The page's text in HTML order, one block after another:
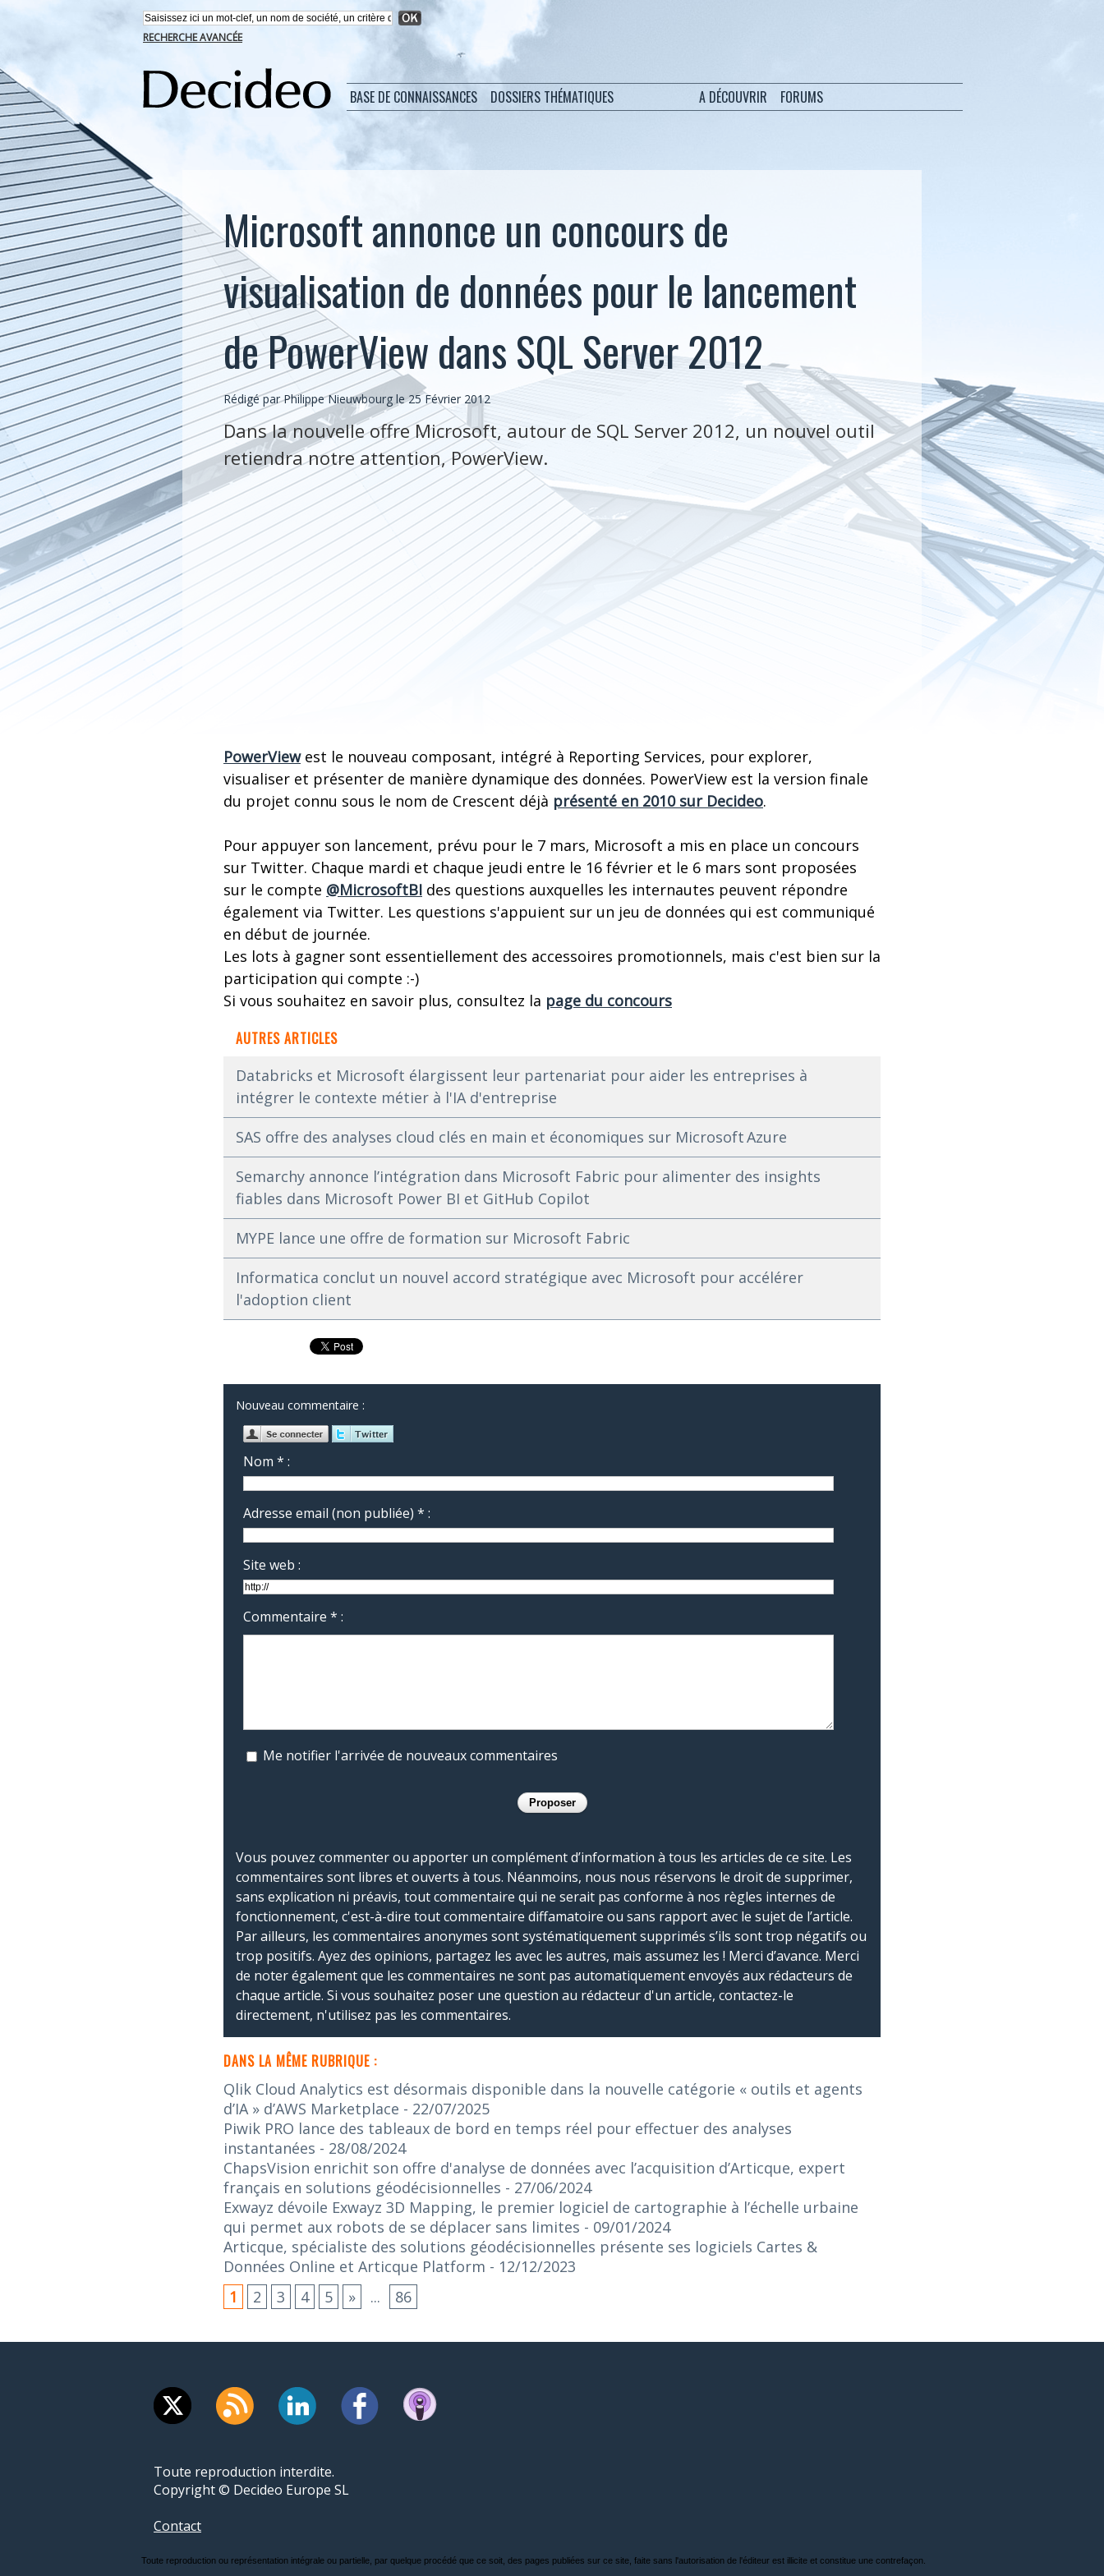
RECHERCHE AVANCÉE
BASE DE CONNAISSANCES DOSSIERS THÉMATIQUES A DÉCOUVRIR FORUMS
Microsoft annonce un concours de
visualisation de données pour le lancement
de PowerView dans SQL Server 2012
Rédigé parPhilippe Nieuwbourg le 25 Février 2012
Dans la nouvelle offre Microsoft, autour de SQL Server 2012, un nouvel outil
retiendra notre attention, PowerView.
PowerViewest le nouveau composant, intégré à Reporting Services, pour explorer,
visualiser et présenter de manière dynamique des données. PowerView est la version finale
du projet connu sous le nom de Crescent déjà présenté en 2010 sur Decideo.
Pour appuyer son lancement, prévu pour le 7 mars, Microsoft a mis en place un concours
sur Twitter. Chaque mardi et chaque jeudi entre le 16 février et le 6 mars sont proposées
sur le compte @MicrosoftBI des questions auxquelles les internautes peuvent répondre
également via Twitter. Les questions s'appuient sur un jeu de données qui est communiqué
en début de journée.
Les lots à gagner sont essentiellement des accessoires promotionnels, mais c'est bien sur la
participation qui compte :-)
Si vous souhaitez en savoir plus, consultez la page du concours
AUTRES ARTICLES
Databricks et Microsoft élargissent leur partenariat pour aider les entreprises à
intégrer le contexte métier à l'IA d'entreprise
SAS offre des analyses cloud clés en main et économiques sur Microsoft Azure
Semarchy annonce l’intégration dans Microsoft Fabric pour alimenter des insights
fiables dans Microsoft Power BI et GitHub Copilot
MYPE lance une offre de formation sur Microsoft Fabric
Informatica conclut un nouvel accord stratégique avec Microsoft pour accélérer
l'adoption client
Nouveau commentaire :
Nom * :
Adresse email (non publiée) * :
Site web :
Commentaire * :
Me notifier l'arrivée de nouveaux commentaires
Vous pouvez commenter ou apporter un complément d’information à tous les articles de ce site. Les
commentaires sont libres et ouverts à tous. Néanmoins, nous nous réservons le droit de supprimer,
sans explication ni préavis, tout commentaire qui ne serait pas conforme à nos règles internes de
fonctionnement, c'est-à-dire tout commentaire diffamatoire ou sans rapport avec le sujet de l’article.
Par ailleurs, les commentaires anonymes sont systématiquement supprimés s’ils sont trop négatifs ou
trop positifs. Ayez des opinions, partagez les avec les autres, mais assumez les ! Merci d’avance. Merci
de noter également que les commentaires ne sont pas automatiquement envoyés aux rédacteurs de
chaque article. Si vous souhaitez poser une question au rédacteur d'un article, contactez-le
directement, n'utilisez pas les commentaires.
DANS LA MÊME RUBRIQUE :
Qlik Cloud Analytics est désormais disponible dans la nouvelle catégorie « outils et agents
d’IA » d’AWS Marketplace - 22/07/2025
Piwik PRO lance des tableaux de bord en temps réel pour effectuer des analyses
instantanées - 28/08/2024
ChapsVision enrichit son offre d'analyse de données avec l’acquisition d’Articque, expert
français en solutions géodécisionnelles - 27/06/2024
Exwayz dévoile Exwayz 3D Mapping, le premier logiciel de cartographie à l’échelle urbaine
qui permet aux robots de se déplacer sans limites - 09/01/2024
Articque, spécialiste des solutions géodécisionnelles présente ses logiciels Cartes &
Données Online et Articque Platform - 12/12/2023
1
2 3 4 5 » ... 86
Toute reproduction interdite.
Copyright © Decideo Europe SL
Contact
Toute reproduction ou représentation intégrale ou partielle, par quelque procédé que ce soit, des pages publiées sur ce site, faite sans l'autorisation de l'éditeur est illicite et constitue une contrefaçon.